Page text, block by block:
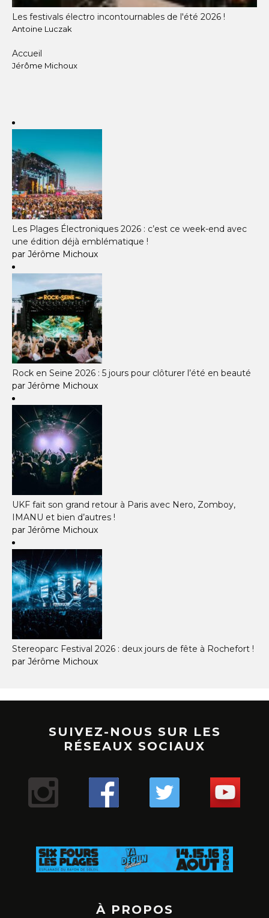
Les festivals électro incontournables de l'été 2026 !
Antoine Luczak
Accueil
Jérôme Michoux
Les Plages Électroniques 2026 : c’est ce week-end avec
une édition déjà emblématique !
par Jérôme Michoux
Rock en Seine 2026 : 5 jours pour clôturer l’été en beauté
par Jérôme Michoux
UKF fait son grand retour à Paris avec Nero, Zomboy,
IMANU et bien d’autres !
par Jérôme Michoux
Stereoparc Festival 2026 : deux jours de fête à Rochefort !
par Jérôme Michoux
SUIVEZ-NOUS SUR LES
RÉSEAUX SOCIAUX
À PROPOS